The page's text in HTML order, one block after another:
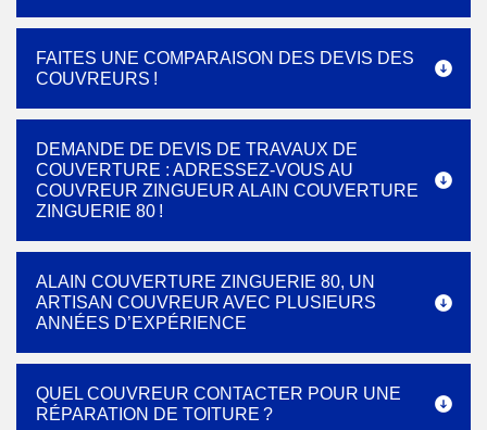
FAITES UNE COMPARAISON DES DEVIS DES
COUVREURS !
DEMANDE DE DEVIS DE TRAVAUX DE
COUVERTURE : ADRESSEZ-VOUS AU
COUVREUR ZINGUEUR ALAIN COUVERTURE
ZINGUERIE 80 !
ALAIN COUVERTURE ZINGUERIE 80, UN
ARTISAN COUVREUR AVEC PLUSIEURS
ANNÉES D’EXPÉRIENCE
QUEL COUVREUR CONTACTER POUR UNE
RÉPARATION DE TOITURE ?